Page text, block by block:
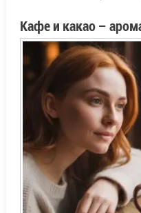
Кафе и какао –